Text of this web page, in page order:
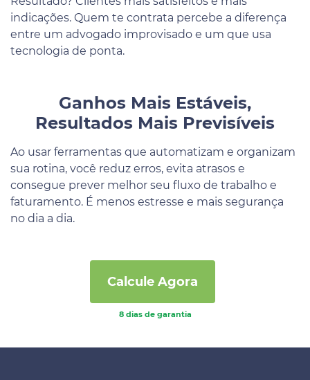
indicações. Quem te contrata percebe a diferença
entre um advogado improvisado e um que usa
tecnologia de ponta.
Ganhos Mais Estáveis,
Resultados Mais Previsíveis
Ao usar ferramentas que automatizam e organizam
sua rotina, você reduz erros, evita atrasos e
consegue prever melhor seu fluxo de trabalho e
faturamento. É menos estresse e mais segurança
no dia a dia.
Calcule Agora
8 dias de garantia